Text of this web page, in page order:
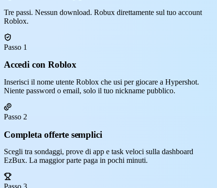
Tre passi. Nessun download. Robux direttamente sul tuo account
Roblox.
Passo 1
Accedi con Roblox
Inserisci il nome utente Roblox che usi per giocare a Hypershot.
Niente password o email, solo il tuo nickname pubblico.
Passo 2
Completa offerte semplici
Scegli tra sondaggi, prove di app e task veloci sulla dashboard
EzBux. La maggior parte paga in pochi minuti.